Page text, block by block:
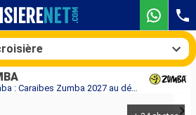
Croisière Scarlet Lady Zumba : Caraibes Zumba 2027 au départ de Miami